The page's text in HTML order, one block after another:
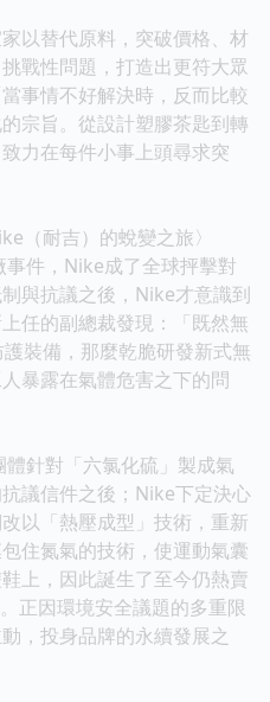
以替代原料，突破價格、材
戰性問題，打造出更符大眾
事情不好解決時，反而比較
宗旨。從設計塑膠茶匙到轉
力在每件小事上頭尋求突
（耐吉）的蛻變之旅〉
件，Nike成了全球抨擊對
與抗議之後，Nike才意識到
任的副總裁發現：「既然無
裝備，那麼乾脆研發新式無
暴露在氣體危害之下的問
針對「六氯化硫」製成氣
議信件之後；Nike下定決心
以「熱壓成型」技術，重新
住氮氣的技術，使運動氣囊
上，因此誕生了至今仍熱賣
正因環境安全議題的多重限
，投身品牌的永續發展之